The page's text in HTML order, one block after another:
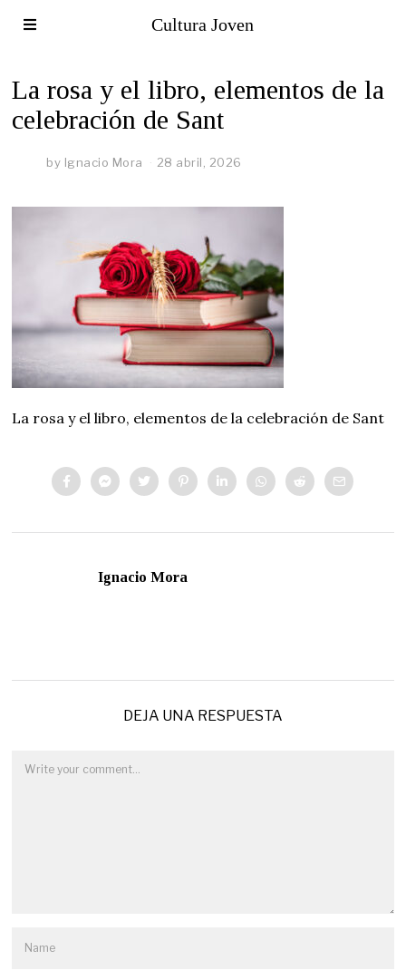
Cultura Joven
La rosa y el libro, elementos de la
celebración de Sant
by Ignacio Mora 28 abril, 2026
La rosa y el libro, elementos de la celebración de Sant
Ignacio Mora
DEJA UNA RESPUESTA